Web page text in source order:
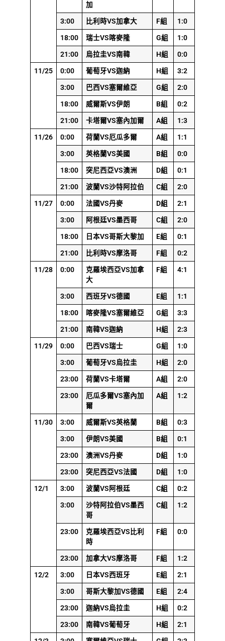
加
3:00 比利時VS加拿大 F組 1:0
18:00 瑞士VS喀麥隆 G組 1:0
21:00 烏拉圭VS南韓 H組 0:0
11/25 0:00 葡萄牙VS迦納 H組 3:2
3:00 巴西VS塞爾維亞 G組 2:0
18:00 威爾斯VS伊朗 B組 0:2
21:00 卡塔爾VS塞內加爾 A組 1:3
11/26 0:00 荷蘭VS厄瓜多爾 A組 1:1
3:00 英格蘭VS美國 B組 0:0
18:00 突尼西亞VS澳洲 D組 0:1
21:00 波蘭VS沙特阿拉伯 C組 2:0
11/27 0:00 法國VS丹麥 D組 2:1
3:00 阿根廷VS墨西哥 C組 2:0
18:00 日本VS哥斯大黎加 E組 0:1
21:00 比利時VS摩洛哥 F組 0:2
11/28 0:00
克羅埃西亞VS加拿
大
F組 4:1
3:00 西班牙VS德國 E組 1:1
18:00 喀麥隆VS塞爾維亞 G組 3:3
21:00 南韓VS迦納 H組 2:3
11/29 0:00 巴西VS瑞士 G組 1:0
3:00 葡萄牙VS烏拉圭 H組 2:0
23:00 荷蘭VS卡塔爾 A組 2:0
23:00
厄瓜多爾VS塞內加
爾
A組 1:2
11/30 3:00 威爾斯VS英格蘭 B組 0:3
3:00 伊朗VS美國 B組 0:1
23:00 澳洲VS丹麥 D組 1:0
23:00 突尼西亞VS法國 D組 1:0
12/1 3:00 波蘭VS阿根廷 C組 0:2
3:00
沙特阿拉伯VS墨西
哥
C組 1:2
23:00
克羅埃西亞VS比利
時
F組 0:0
23:00 加拿大VS摩洛哥 F組 1:2
12/2 3:00 日本VS西班牙 E組 2:1
3:00 哥斯大黎加VS德國 E組 2:4
23:00 迦納VS烏拉圭 H組 0:2
23:00 南韓VS葡萄牙 H組 2:1